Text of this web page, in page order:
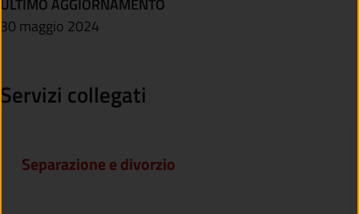
ULTIMO AGGIORNAMENTO
30 maggio 2024
Servizi collegati
Separazione e divorzio